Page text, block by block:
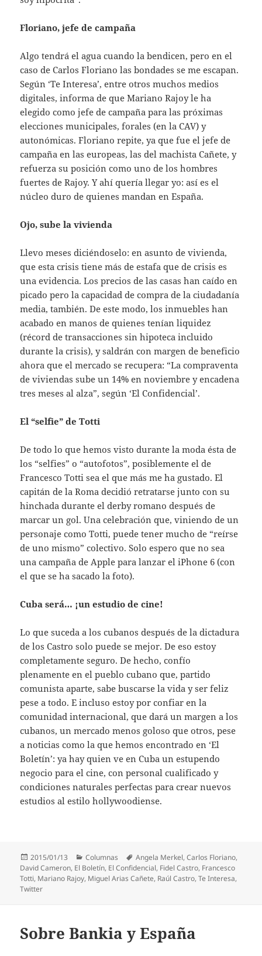
Floriano, jefe de campaña
Algo tendrá el agua cuando la bendicen, pero en el
caso de Carlos Floriano las bondades se me escapan.
Según ‘Te Interesa’, entre otros muchos medios
digitales, informa de que Mariano Rajoy le ha
elegido como jefe de campaña para las próximas
elecciones municipales, forales (en la CAV) y
autonómicas. Floriano repite, ya que fue el jefe de
campaña en las europeas, las del machista Cañete, y
refuerza su posición como uno de los hombres
fuertes de Rajoy. Y ahí quería llegar yo: así es el
núcleo duro de quienes mandan en España.
Ojo, sube la vivienda
Llevo meses diciéndoselo: en asunto de vivienda,
que esta crisis tiene más de estafa que de crisis es
una evidencia. Los precios de las casas han caído en
picado pero la capacidad de compra de la ciudadanía
media, también. De este modo, los inmuebles han
acabado en manos de quienes tenían liquidez
(récord de transacciones sin hipoteca incluido
durante la crisis), y saldrán con margen de beneficio
ahora que el mercado se recupera: “La compraventa
de viviendas sube un 14% en noviembre y encadena
tres meses al alza”, según ‘El Confidencial’.
El “selfie” de Totti
De todo lo que hemos visto durante la moda ésta de
los “selfies” o “autofotos”, posiblemente el de
Francesco Totti sea el que más me ha gustado. El
capitán de la Roma decidió retratarse junto con su
hinchada durante el derby romano después de
marcar un gol. Una celebración que, viniendo de un
personaje como Totti, puede tener mucho de “reírse
de uno mismo” colectivo. Solo espero que no sea
una campaña de Apple para lanzar el iPhone 6 (con
el que se ha sacado la foto).
Cuba será… ¡un estudio de cine!
Lo que suceda a los cubanos después de la dictadura
de los Castro solo puede se mejor. De eso estoy
completamente seguro. De hecho, confío
plenamente en el pueblo cubano que, partido
comunista aparte, sabe buscarse la vida y ser feliz
pese a todo. E incluso estoy por confiar en la
comunidad internacional, que dará un margen a los
cubanos, un mercado menos goloso que otros, pese
a noticias como la que hemos encontrado en ‘El
Boletín’: ya hay quien ve en Cuba un estupendo
negocio para el cine, con personal cualificado y
condiciones naturales perfectas para crear nuevos
estudios al estilo hollywoodiense.
Publicado
el
2015/01/13 Categorías
Columnas Etiquetas
Angela Merkel,Carlos Floriano,
David Cameron, El Boletín, El Confidencial, Fidel Castro, Francesco
Totti, Mariano Rajoy, Miguel Arias Cañete, Raúl Castro,Te Interesa,
Twitter
Sobre Bankia y España